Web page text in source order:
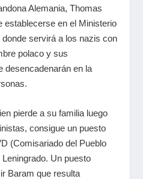
Alemania, Thomas
establecerse en el Ministerio
servirá a los nazis con
polaco y sus
desencadenarán en la
pierde a su familia luego
consigue un puesto
(Comisariado del Pueblo
Un puesto
Baram que resulta